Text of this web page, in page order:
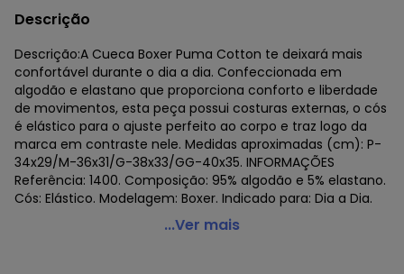
Descrição
Descrição:A Cueca Boxer Puma Cotton te deixará mais
confortável durante o dia a dia. Confeccionada em
algodão e elastano que proporciona conforto e liberdade
de movimentos, esta peça possui costuras externas, o cós
é elástico para o ajuste perfeito ao corpo e traz logo da
marca em contraste nele. Medidas aproximadas (cm): P-
34x29/M-36x31/G-38x33/GG-40x35. INFORMAÇÕES
Referência: 1400. Composição: 95% algodão e 5% elastano.
Cós: Elástico. Modelagem: Boxer. Indicado para: Dia a Dia.
Puma - Cueca Boxer Puma Cotton Masculina Vermelho
...Ver mais